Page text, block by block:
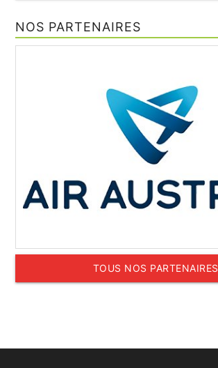
NOS PARTENAIRES
TOUS NOS PARTENAIRES